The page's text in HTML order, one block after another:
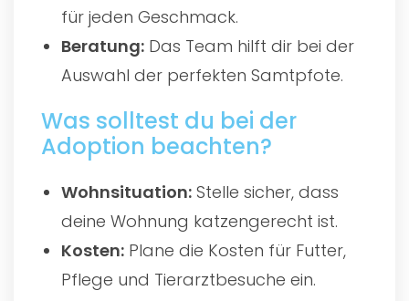
für jeden Geschmack.
Beratung: Das Team hilft dir bei der
Auswahl der perfekten Samtpfote.
Was solltest du bei der
Adoption beachten?
Wohnsituation: Stelle sicher, dass
deine Wohnung katzengerecht ist.
Kosten: Plane die Kosten für Futter,
Pflege und Tierarztbesuche ein.